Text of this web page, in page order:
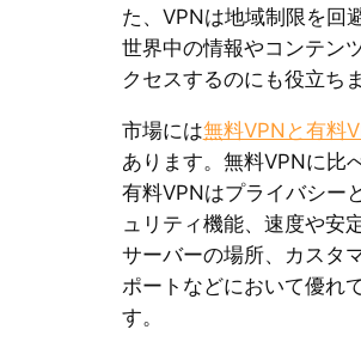
た、VPNは地域制限を回
世界中の情報やコンテン
クセスするのにも役立ちま
市場には無料VPNと有料
あります。無料VPNに比
有料VPNはプライバシー
ュリティ機能、速度や安定
サーバーの場所、カスタ
ポートなどにおいて優れ
す。